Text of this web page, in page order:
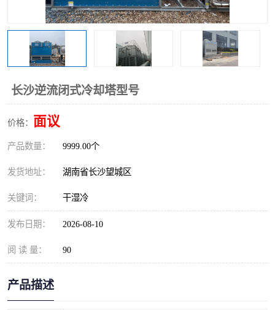
长沙逆流闭式冷却塔型号
价格： 面议
产品数量： 9999.00个
发货地址： 湖南省长沙望城区
关键词： 干湿冷
发布日期： 2026-08-10
阅 读 量： 90
产品描述